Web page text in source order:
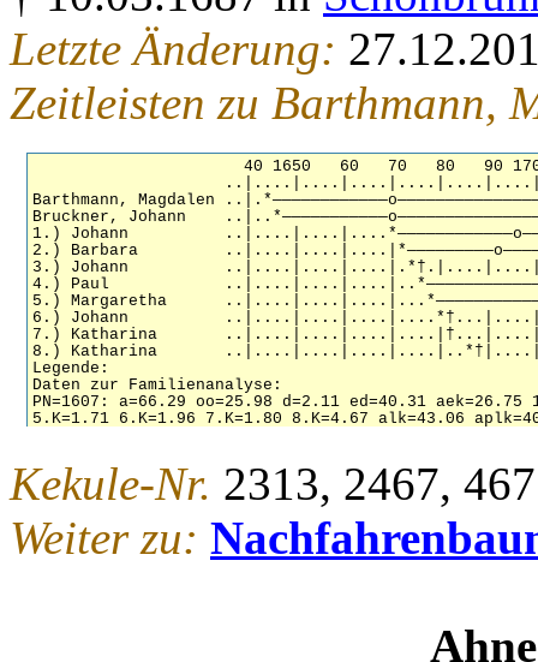
Letzte Änderung:
Zeitleisten zu Barthmann,
Kekule-Nr. 2313, 2467,
Weiter zu: